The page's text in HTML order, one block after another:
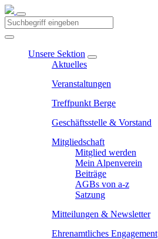
Unsere Sektion
Aktuelles
Veranstaltungen
Treffpunkt Berge
Geschäftsstelle & Vorstand
Mitgliedschaft
Mitglied werden
Mein Alpenverein
Beiträge
AGBs von a-z
Satzung
Mitteilungen & Newsletter
Ehrenamtliches Engagement